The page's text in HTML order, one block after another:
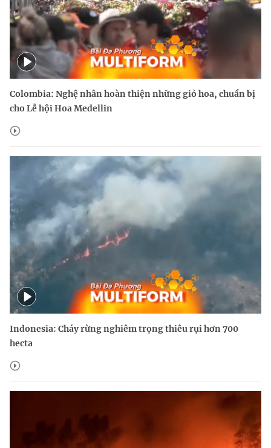
Colombia: Nghệ nhân hoàn thiện những giỏ hoa, chuẩn bị
cho Lễ hội Hoa Medellin
Indonesia: Cháy rừng nghiêm trọng thiêu rụi hơn 700
hecta